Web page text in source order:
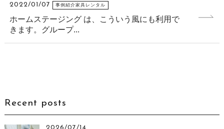
2022/01/07 事例紹介家具レンタル
ホームステージング は、こういう風にも利用で
きます。グループ...
Recent posts
2026/07/14